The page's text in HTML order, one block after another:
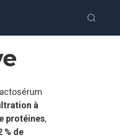
à
protéines,
% de